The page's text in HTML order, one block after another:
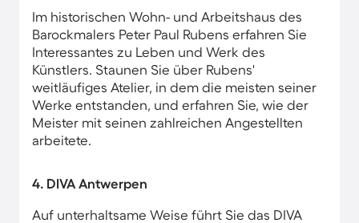
Im historischen Wohn- und Arbeitshaus des
Barockmalers Peter Paul Rubens erfahren Sie
Interessantes zu Leben und Werk des
Künstlers. Staunen Sie über Rubens'
weitläufiges Atelier, in dem die meisten seiner
Werke entstanden, und erfahren Sie, wie der
Meister mit seinen zahlreichen Angestellten
arbeitete.
4. DIVA Antwerpen
Auf unterhaltsame Weise führt Sie das DIVA